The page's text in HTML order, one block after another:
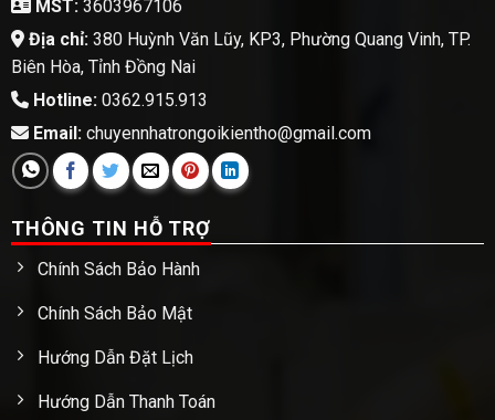
MST:3603967106
Địa chỉ:380 Huỳnh Văn Lũy, KP3, Phường Quang Vinh, TP.
Biên Hòa, Tỉnh Đồng Nai
Hotline:0362.915.913
Email:chuyennhatrongoikientho@gmail.com
THÔNG TIN HỖ TRỢ
Chính Sách Bảo Hành
Chính Sách Bảo Mật
Hướng Dẫn Đặt Lịch
Hướng Dẫn Thanh Toán